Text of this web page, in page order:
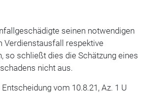
seinen notwendigen
Verdienstausfall respektive
so schließt dies die Schätzung eines
nicht aus.
vom 10.8.21, Az. 1 U